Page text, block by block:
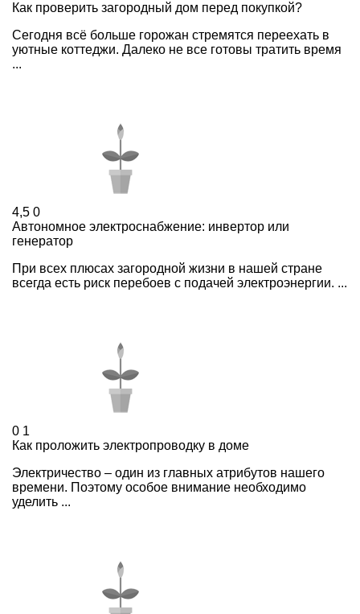
Как проверить загородный дом перед покупкой?
Сегодня всё больше горожан стремятся переехать в
уютные коттеджи. Далеко не все готовы тратить время
...
4,5 0
Автономное электроснабжение: инвертор или
генератор
При всех плюсах загородной жизни в нашей стране
всегда есть риск перебоев с подачей электроэнергии. ...
0 1
Как проложить электропроводку в доме
Электричество – один из главных атрибутов нашего
времени. Поэтому особое внимание необходимо
уделить ...